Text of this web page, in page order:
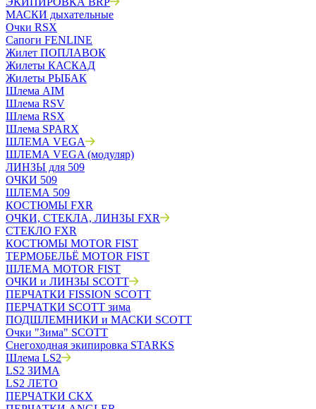
МАСКИ дыхательные
Очки RSX
Сапоги FENLINE
Жилет ПОПЛАВОК
Жилеты КАСКАД
Жилеты РЫБАК
Шлема AIM
Шлема RSV
Шлема RSX
Шлема SPARX
ШЛЕМА VEGA
ШЛЕМА VEGA (модуляр)
ЛИНЗЫ для 509
ОЧКИ 509
ШЛЕМА 509
КОСТЮМЫ FXR
ОЧКИ, СТЕКЛА, ЛИНЗЫ FXR
СТЕКЛО FXR
КОСТЮМЫ MOTOR FIST
ТЕРМОБЕЛЬЁ MOTOR FIST
ШЛЕМА MOTOR FIST
ОЧКИ и ЛИНЗЫ SCOTT
ПЕРЧАТКИ FISSION SCOTT
ПЕРЧАТКИ SCOTT зима
ПОДШЛЕМНИКИ и МАСКИ SCOTT
Очки "Зима" SCOTT
Снегоходная экипировка STARKS
Шлема LS2
LS2 ЗИМА
LS2 ЛЕТО
ПЕРЧАТКИ CKX